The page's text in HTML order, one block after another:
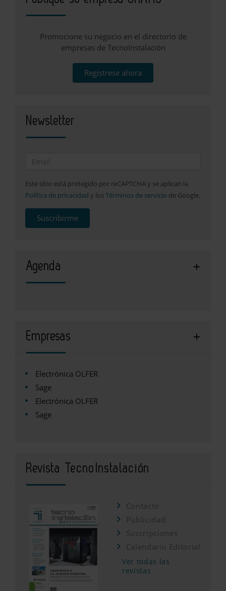
Promocione su negocio en el directorio de
empresas de TecnoInstalación
Regístrese ahora
Newsletter
Este sitio está protegido por reCAPTCHA y se aplican la
Política de privacidad y los Términos de servicio de Google.
Suscribirme
Agenda
Empresas
Electrónica OLFER
Sage
Electrónica OLFER
Sage
Revista TecnoInstalación
Contacto
Publicidad
Suscripciones
Calendario Editorial
Ver todas las
revistas